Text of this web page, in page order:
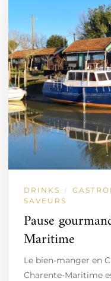
DRINKS /
SAVEURS
Pause
Maritime
Le bien-manger en
Charente-Maritime